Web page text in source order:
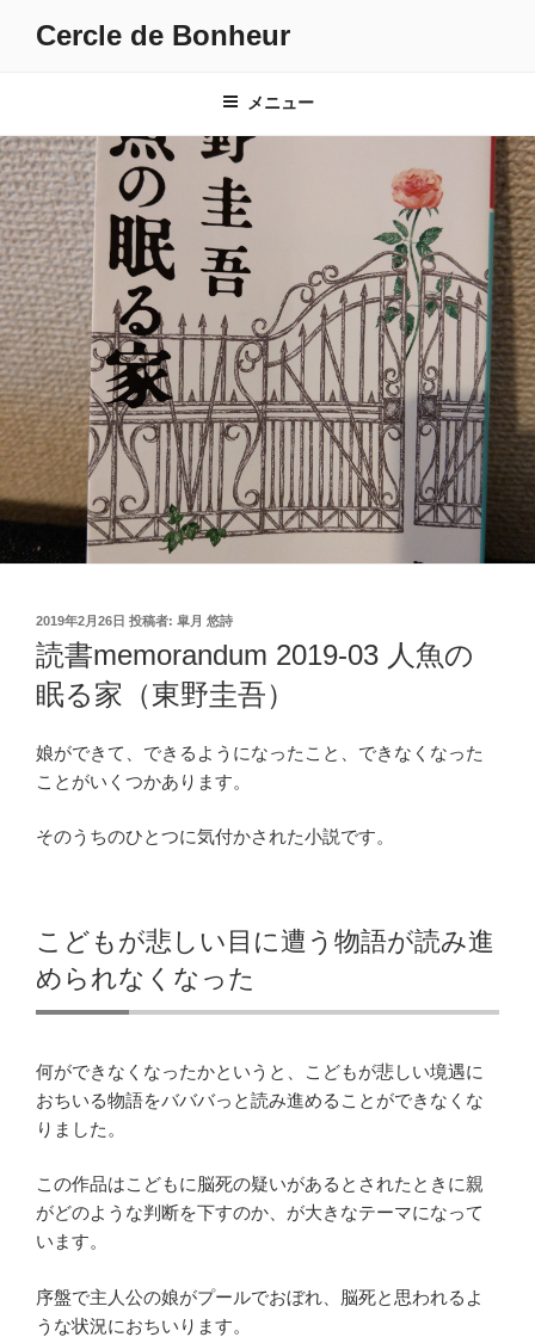
へ
ス
キ
ッ
プ
Cercle de Bonheur
メニュー
投
稿
日:
2019年2月26日 投稿者: 皐月 悠詩
読書memorandum 2019-03 人魚の
眠る家（東野圭吾）
娘ができて、できるようになったこと、できなくなった
ことがいくつかあります。
そのうちのひとつに気付かされた小説です。
こどもが悲しい目に遭う物語が読み進
められなくなった
何ができなくなったかというと、こどもが悲しい境遇に
おちいる物語をバババっと読み進めることができなくな
りました。
この作品はこどもに脳死の疑いがあるとされたときに親
がどのような判断を下すのか、が大きなテーマになって
います。
序盤で主人公の娘がプールでおぼれ、脳死と思われるよ
うな状況におちいります。